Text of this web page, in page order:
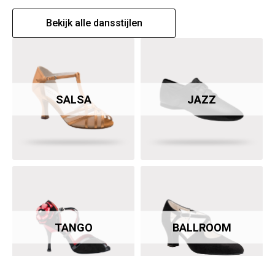
Bekijk alle dansstijlen
SALSA JAZZ
TANGO BALLROOM